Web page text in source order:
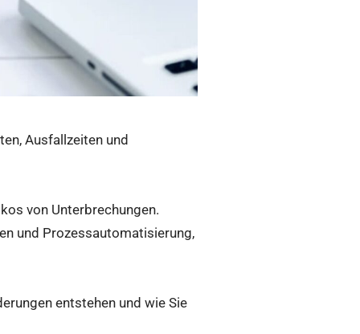
Ausfallzeiten und
von Unterbrechungen.
und Prozessautomatisierung,
entstehen und wie Sie